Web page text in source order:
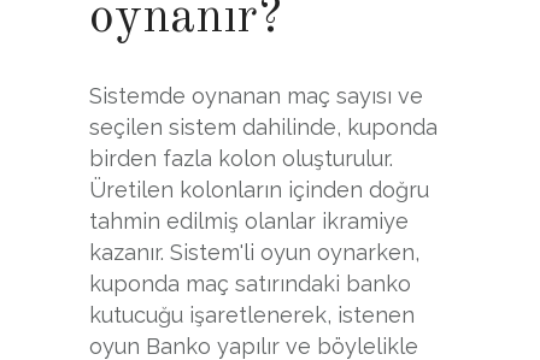
oynanır?
Sistemde oynanan maç sayısı ve
seçilen sistem dahilinde, kuponda
birden fazla kolon oluşturulur.
Üretilen kolonların içinden doğru
tahmin edilmiş olanlar ikramiye
kazanır. Sistem'li oyun oynarken,
kuponda maç satırındaki banko
kutucuğu işaretlenerek, istenen
oyun Banko yapılır ve böylelikle